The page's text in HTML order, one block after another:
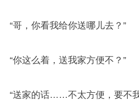
“哥，你看我给你送哪儿去？”
“你这么着，送我家方便不？”
“送家的话……不太方便，要不